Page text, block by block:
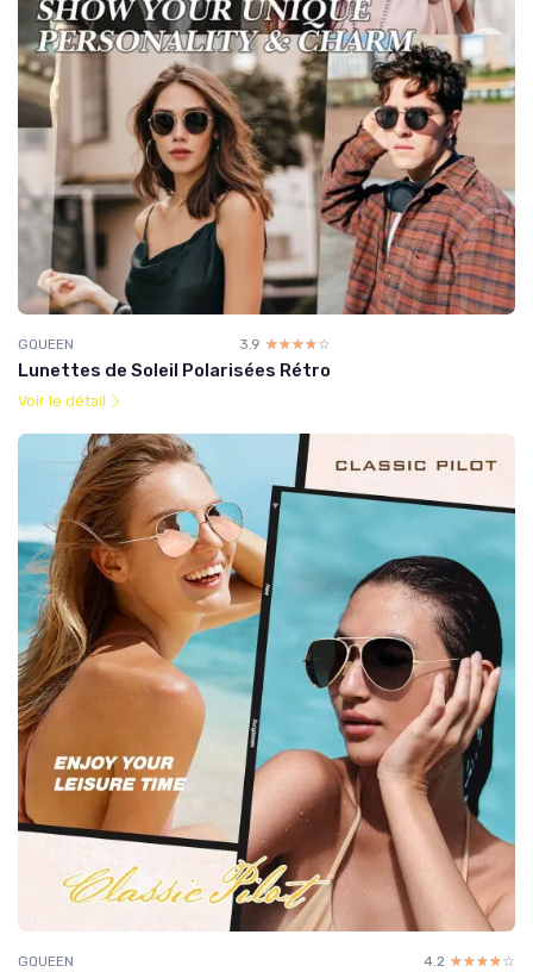
GQUEEN 3.9 ☆☆☆☆☆
★★★★★
Lunettes de Soleil Polarisées Rétro
Voir le détail
GQUEEN 4.2 ☆☆☆☆☆
★★★★★